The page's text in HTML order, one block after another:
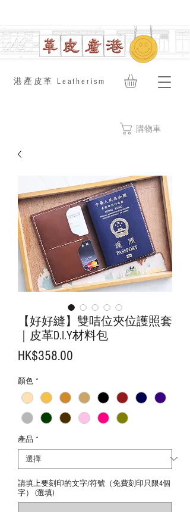
​港產皮革 Leatherism
購物車
【好好縫】雙咭位夾位護照套
｜皮革D.I.Y材料包
HK$358.00
顏色 *
產品 *
請填上要刻印的文字/符號（免費刻印只限4個
字） (選填)